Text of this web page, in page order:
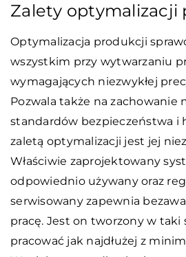
Zalety optymalizacji
Optymalizacja produkcji
wszystkim przy wytwarzaniu
wymagających niezwykłej
Pozwala także na zachowanie
standardów bezpieczeństwa i
zaletą optymalizacji jest jej
Właściwie zaprojektowany
odpowiednio używany oraz
serwisowany zapewnia
pracę. Jest on tworzony w taki
pracować jak najdłużej z